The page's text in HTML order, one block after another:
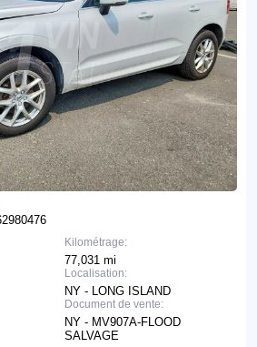
Kilométrage:
77,031 mi
Localisation:
NY - LONG ISLAND
Document de vente:
NY - MV907A-FLOOD
SALVAGE